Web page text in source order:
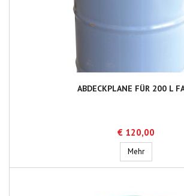
ABDECKPLANE FÜR 200 L
€ 120,00
Mehr